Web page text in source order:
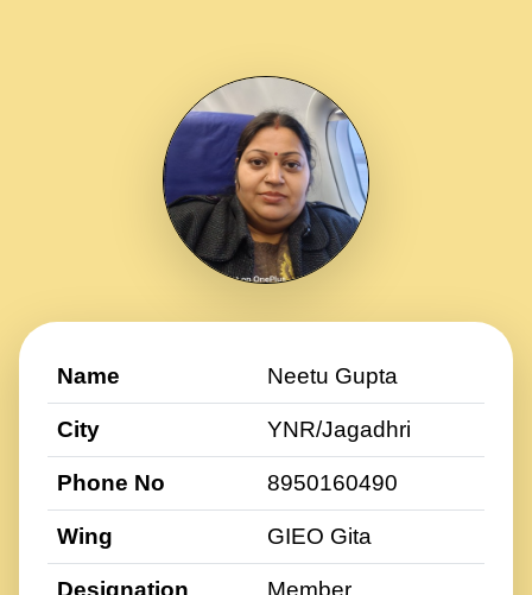
Name Neetu Gupta
City YNR/Jagadhri
Phone No 8950160490
Wing GIEO Gita
Designation Member